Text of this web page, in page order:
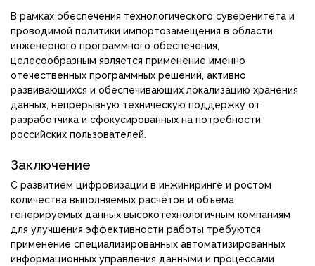
В рамках обеспечения технологического суверенитета и
проводимой политики импортозамещения в области
инженерного программного обеспечения,
целесообразным является применение именно
отечественных программных решений, активно
развивающихся и обеспечивающих локализацию хранения
данных, непрерывную техническую поддержку от
разработчика и сфокусированных на потребности
российских пользователей.
Заключение
С развитием цифровизации в инжиниринге и ростом
количества выполняемых расчётов и объема
генерируемых данных высокотехнологичным компаниям
для улучшения эффективности работы требуются
применение специализированных автоматизированных
информационных управления данными и процессами